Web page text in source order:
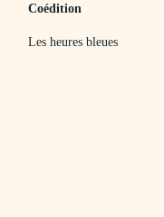
Coédition
Les heures bleues